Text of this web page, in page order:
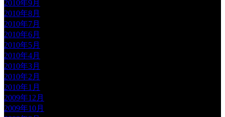
2010年9月
2010年8月
2010年7月
2010年6月
2010年5月
2010年4月
2010年3月
2010年2月
2010年1月
2009年12月
2009年10月